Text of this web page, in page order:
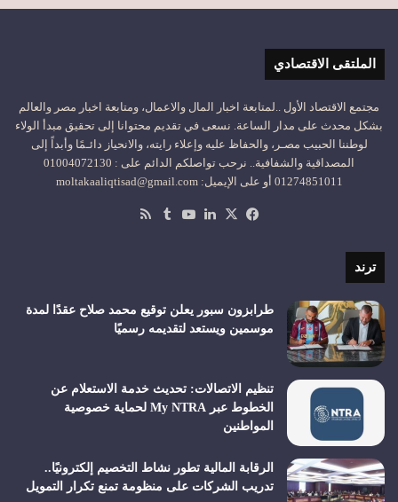
الملتقى الاقتصادي
مجتمع الاقتصاد الأول ..لمتابعة اخبار المال والاعمال، ومتابعة اخبار مصر والعالم
بشكل محدث على مدار الساعة. نسعى في تقديم محتوانا إلى تحقيق مبدأ الولاء
لوطننا الحبيب مصـر، والحفاظ عليه وإعلاء رايته، والانحياز دائـمًا وأبداً إلى
المصداقية والشفافية.. نرحب تواصلكم الدائم على : 01004072130
01274851011 أو على الإيميل: moltakaaliqtisad@gmail.com
فيسبوك
‫X لينكدإن‫YouTube
ترند
طرابزون سبور يعلن توقيع محمد صلاح عقدًا لمدة
موسمين ويستعد لتقديمه رسميًا
تنظيم الاتصالات: تحديث خدمة الاستعلام عن
الخطوط عبر My NTRA لحماية خصوصية
المواطنين
الرقابة المالية تطور نشاط التخصيم إلكترونيًا..
تدريب الشركات على منظومة تمنع تكرار التمويل